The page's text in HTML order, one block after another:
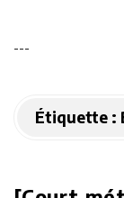
---
Étiquette :